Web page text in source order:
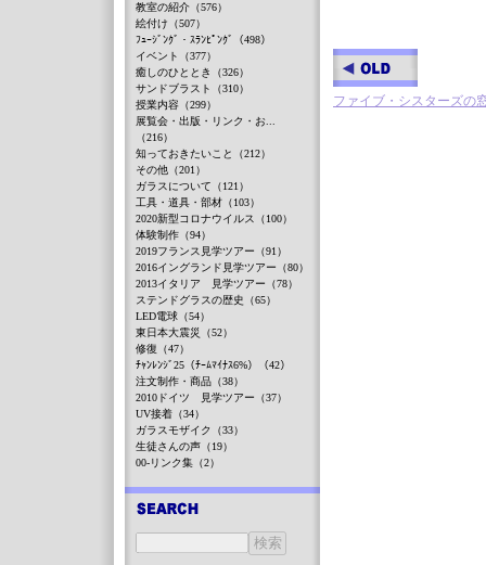
ファイブ・シスターズの
教室の紹介（576）
絵付け（507）
ﾌｭｰｼﾞﾝｸﾞ・ｽﾗﾝﾋﾟﾝｸﾞ（498）
イベント（377）
癒しのひととき（326）
サンドブラスト（310）
授業内容（299）
展覧会・出版・リンク・お...
（216）
知っておきたいこと（212）
その他（201）
ガラスについて（121）
工具・道具・部材（103）
2020新型コロナウイルス（100）
体験制作（94）
2019フランス見学ツアー（91）
2016イングランド見学ツアー（80）
2013イタリア 見学ツアー（78）
ステンドグラスの歴史（65）
LED電球（54）
東日本大震災（52）
修復（47）
ﾁｬﾝﾚﾝｼﾞ25（ﾁｰﾑﾏｲﾅｽ6%）（42）
注文制作・商品（38）
2010ドイツ 見学ツアー（37）
UV接着（34）
ガラスモザイク（33）
生徒さんの声（19）
00-リンク集（2）